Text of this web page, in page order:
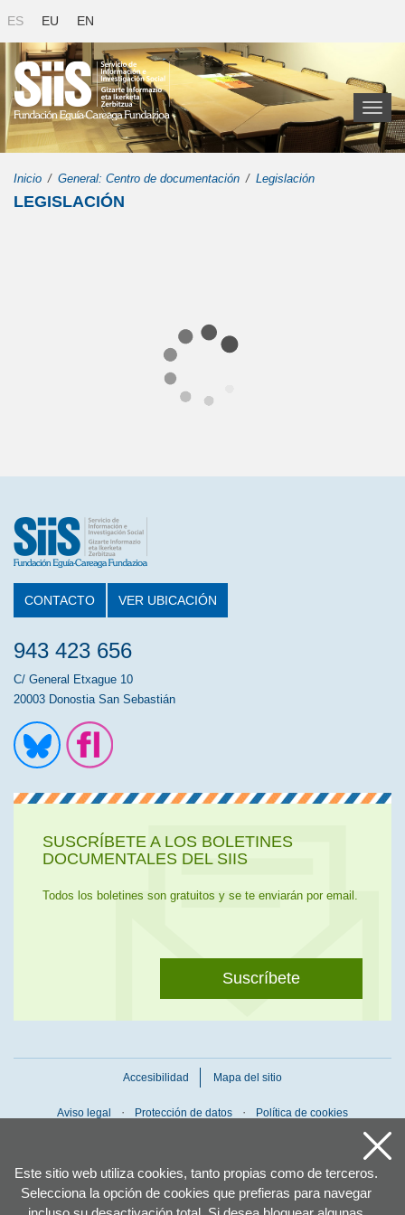
Este sitio web utiliza cookies, tanto propias como de terceros.
Selecciona la opción de cookies que prefieras para navegar
ES EU EN
Toggle
Inicio General: Centro de documentación Legislación
LEGISLACIÓN
CONTACTO VER UBICACIÓN
943 423 656
C/ General Etxague 10
20003 Donostia San Sebastián
SUSCRÍBETE A LOS BOLETINES
DOCUMENTALES DEL SIIS
Todos los boletines son gratuitos y se te enviarán por email.
Suscríbete
Accesibilidad Mapa del sitio
Aviso legal Protección de datos Política de cookies